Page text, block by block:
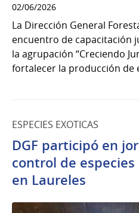
02/06/2026
La Dirección General
encuentro de capacitación
la agrupación “Creciendo
fortalecer la producción de
ESPECIES EXOTICAS
DGF participó en
control de
en Laureles